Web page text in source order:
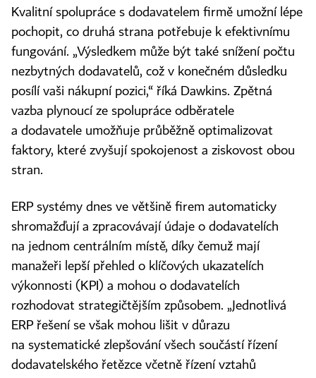
Kvalitní spolupráce s dodavatelem firmě umožní lépe
pochopit, co druhá strana potřebuje k efektivnímu
fungování. „Výsledkem může být také snížení počtu
nezbytných dodavatelů, což v konečném důsledku
posílí vaši nákupní pozici,“ říká Dawkins. Zpětná
vazba plynoucí ze spolupráce odběratele
a dodavatele umožňuje průběžně optimalizovat
faktory, které zvyšují spokojenost a ziskovost obou
stran.
ERP systémy dnes ve většině firem automaticky
shromažďují a zpracovávají údaje o dodavatelích
na jednom centrálním místě, díky čemuž mají
manažeři lepší přehled o klíčových ukazatelích
výkonnosti (KPI) a mohou o dodavatelích
rozhodovat strategičtějším způsobem. „Jednotlivá
ERP řešení se však mohou lišit v důrazu
na systematické zlepšování všech součástí řízení
dodavatelského řetězce včetně řízení vztahů